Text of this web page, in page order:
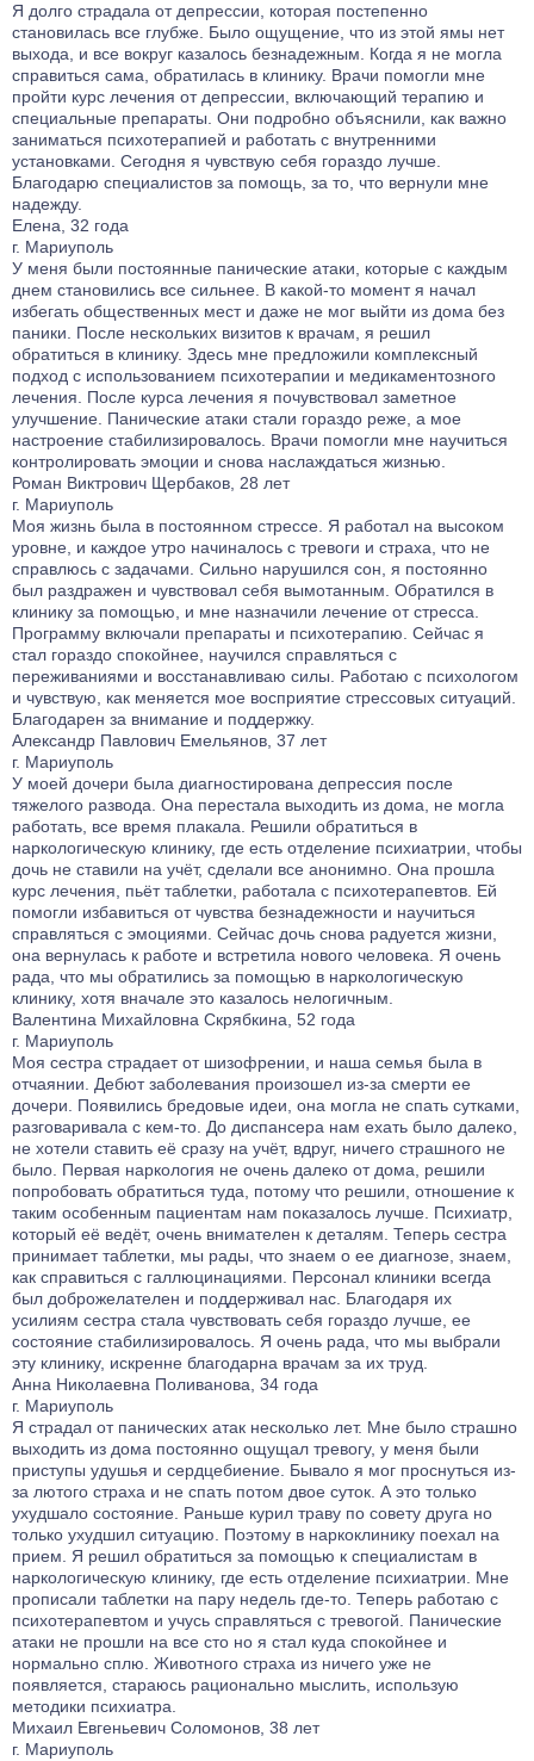
Я долго страдала от депрессии, которая постепенно
становилась все глубже. Было ощущение, что из этой ямы нет
выхода, и все вокруг казалось безнадежным. Когда я не могла
справиться сама, обратилась в клинику. Врачи помогли мне
пройти курс лечения от депрессии, включающий терапию и
специальные препараты. Они подробно объяснили, как важно
заниматься психотерапией и работать с внутренними
установками. Сегодня я чувствую себя гораздо лучше.
Благодарю специалистов за помощь, за то, что вернули мне
надежду.
Елена, 32 года
г. Мариуполь
У меня были постоянные панические атаки, которые с каждым
днем становились все сильнее. В какой-то момент я начал
избегать общественных мест и даже не мог выйти из дома без
паники. После нескольких визитов к врачам, я решил
обратиться в клинику. Здесь мне предложили комплексный
подход с использованием психотерапии и медикаментозного
лечения. После курса лечения я почувствовал заметное
улучшение. Панические атаки стали гораздо реже, а мое
настроение стабилизировалось. Врачи помогли мне научиться
контролировать эмоции и снова наслаждаться жизнью.
Роман Виктрович Щербаков, 28 лет
г. Мариуполь
Моя жизнь была в постоянном стрессе. Я работал на высоком
уровне, и каждое утро начиналось с тревоги и страха, что не
справлюсь с задачами. Сильно нарушился сон, я постоянно
был раздражен и чувствовал себя вымотанным. Обратился в
клинику за помощью, и мне назначили лечение от стресса.
Программу включали препараты и психотерапию. Сейчас я
стал гораздо спокойнее, научился справляться с
переживаниями и восстанавливаю силы. Работаю с психологом
и чувствую, как меняется мое восприятие стрессовых ситуаций.
Благодарен за внимание и поддержку.
Александр Павлович Емельянов, 37 лет
г. Мариуполь
У моей дочери была диагностирована депрессия после
тяжелого развода. Она перестала выходить из дома, не могла
работать, все время плакала. Решили обратиться в
наркологическую клинику, где есть отделение психиатрии, чтобы
дочь не ставили на учёт, сделали все анонимно. Она прошла
курс лечения, пьёт таблетки, работала с психотерапевтов. Ей
помогли избавиться от чувства безнадежности и научиться
справляться с эмоциями. Сейчас дочь снова радуется жизни,
она вернулась к работе и встретила нового человека. Я очень
рада, что мы обратились за помощью в наркологическую
клинику, хотя вначале это казалось нелогичным.
Валентина Михайловна Скрябкина, 52 года
г. Мариуполь
Моя сестра страдает от шизофрении, и наша семья была в
отчаянии. Дебют заболевания произошел из-за смерти ее
дочери. Появились бредовые идеи, она могла не спать сутками,
разговаривала с кем-то. До диспансера нам ехать было далеко,
не хотели ставить её сразу на учёт, вдруг, ничего страшного не
было. Первая наркология не очень далеко от дома, решили
попробовать обратиться туда, потому что решили, отношение к
таким особенным пациентам нам показалось лучше. Психиатр,
который её ведёт, очень внимателен к деталям. Теперь сестра
принимает таблетки, мы рады, что знаем о ее диагнозе, знаем,
как справиться с галлюцинациями. Персонал клиники всегда
был доброжелателен и поддерживал нас. Благодаря их
усилиям сестра стала чувствовать себя гораздо лучше, ее
состояние стабилизировалось. Я очень рада, что мы выбрали
эту клинику, искренне благодарна врачам за их труд.
Анна Николаевна Поливанова, 34 года
г. Мариуполь
Я страдал от панических атак несколько лет. Мне было страшно
выходить из дома постоянно ощущал тревогу, у меня были
приступы удушья и сердцебиение. Бывало я мог проснуться из-
за лютого страха и не спать потом двое суток. А это только
ухудшало состояние. Раньше курил траву по совету друга но
только ухудшил ситуацию. Поэтому в наркоклинику поехал на
прием. Я решил обратиться за помощью к специалистам в
наркологическую клинику, где есть отделение психиатрии. Мне
прописали таблетки на пару недель где-то. Теперь работаю с
психотерапевтом и учусь справляться с тревогой. Панические
атаки не прошли на все сто но я стал куда спокойнее и
нормально сплю. Животного страха из ничего уже не
появляется, стараюсь рационально мыслить, использую
методики психиатра.
Михаил Евгеньевич Соломонов, 38 лет
г. Мариуполь